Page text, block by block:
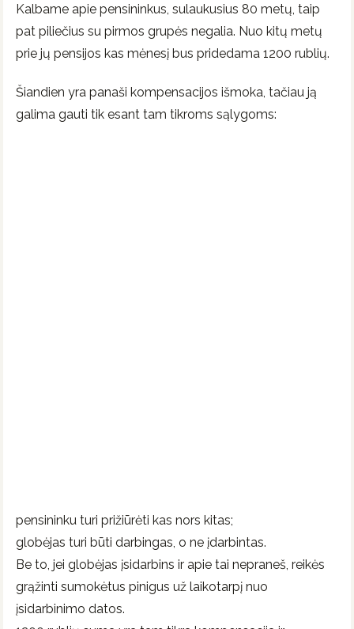
Kalbame apie pensininkus, sulaukusius 80 metų, taip
pat piliečius su pirmos grupės negalia. Nuo kitų metų
prie jų pensijos kas mėnesį bus pridedama 1200 rublių.
Šiandien yra panaši kompensacijos išmoka, tačiau ją
galima gauti tik esant tam tikroms sąlygoms:
pensininku turi prižiūrėti kas nors kitas;
globėjas turi būti darbingas, o ne įdarbintas.
Be to, jei globėjas įsidarbins ir apie tai nepraneš, reikės
grąžinti sumokėtus pinigus už laikotarpį nuo
įsidarbinimo datos.